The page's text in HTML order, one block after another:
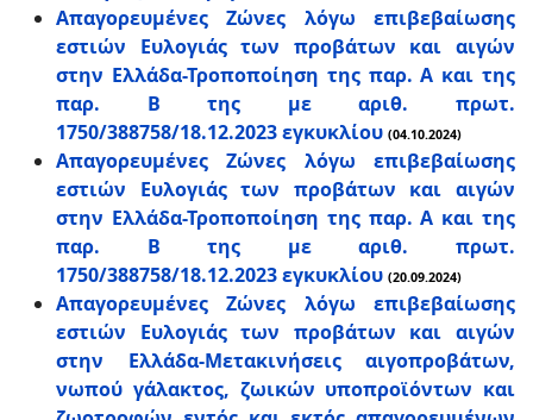
Απαγορευμένες Ζώνες λόγω επιβεβαίωσης
εστιών Ευλογιάς των προβάτων και αιγών
στην Ελλάδα-Τροποποίηση της παρ. Α και της
παρ. Β της με αριθ. πρωτ.
1750/388758/18.12.2023 εγκυκλίου (04.10.2024)
Απαγορευμένες Ζώνες λόγω επιβεβαίωσης
εστιών Ευλογιάς των προβάτων και αιγών
στην Ελλάδα-Τροποποίηση της παρ. Α και της
παρ. Β της με αριθ. πρωτ.
1750/388758/18.12.2023 εγκυκλίου (20.09.2024)
Απαγορευμένες Ζώνες λόγω επιβεβαίωσης
εστιών Ευλογιάς των προβάτων και αιγών
στην Ελλάδα-Μετακινήσεις αιγοπροβάτων,
νωπού γάλακτος, ζωικών υποπροϊόντων και